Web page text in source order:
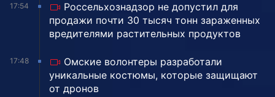
17:54
Россельхознадзор не допустил для
продажи почти 30 тысяч тонн зараженных
вредителями растительных продуктов
17:48
Омские волонтеры разработали
уникальные костюмы, которые защищают
от дронов